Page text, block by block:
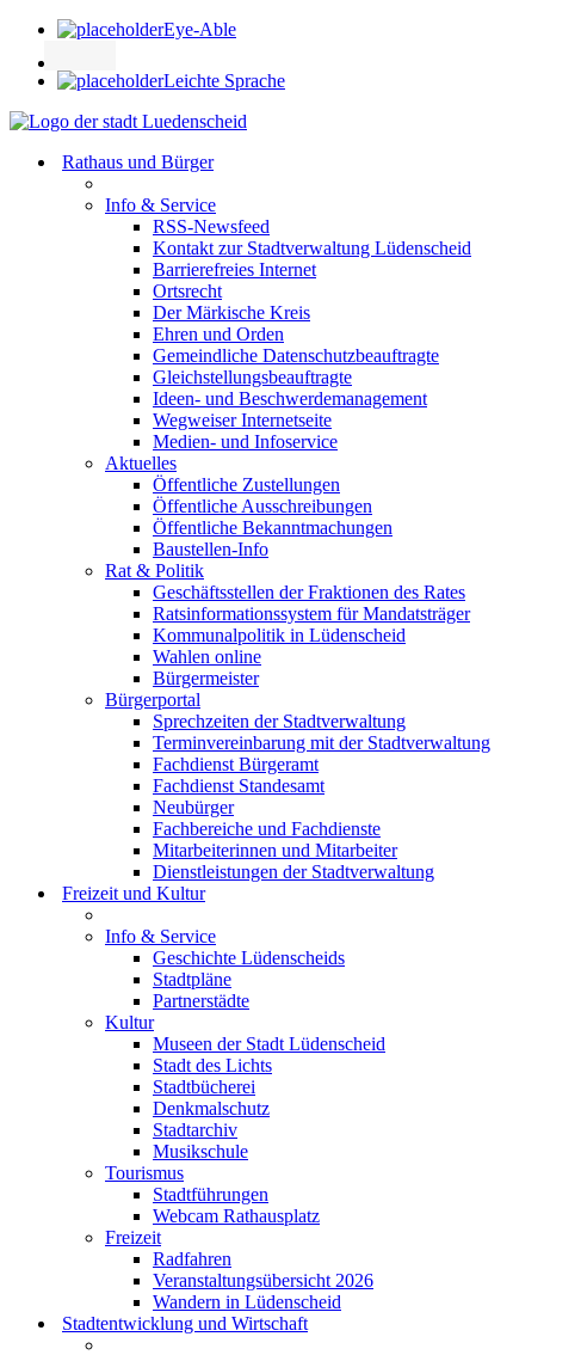
Eye-Able
Leichte Sprache
Rathaus und Bürger
Info & Service
RSS-Newsfeed
Kontakt zur Stadtverwaltung Lüdenscheid
Barrierefreies Internet
Ortsrecht
Der Märkische Kreis
Ehren und Orden
Gemeindliche Datenschutzbeauftragte
Gleichstellungsbeauftragte
Ideen- und Beschwerdemanagement
Wegweiser Internetseite
Medien- und Infoservice
Aktuelles
Öffentliche Zustellungen
Öffentliche Ausschreibungen
Öffentliche Bekanntmachungen
Baustellen-Info
Rat & Politik
Geschäftsstellen der Fraktionen des Rates
Ratsinformationssystem für Mandatsträger
Kommunalpolitik in Lüdenscheid
Wahlen online
Bürgermeister
Bürgerportal
Sprechzeiten der Stadtverwaltung
Terminvereinbarung mit der Stadtverwaltung
Fachdienst Bürgeramt
Fachdienst Standesamt
Neubürger
Fachbereiche und Fachdienste
Mitarbeiterinnen und Mitarbeiter
Dienstleistungen der Stadtverwaltung
Freizeit und Kultur
Info & Service
Geschichte Lüdenscheids
Stadtpläne
Partnerstädte
Kultur
Museen der Stadt Lüdenscheid
Stadt des Lichts
Stadtbücherei
Denkmalschutz
Stadtarchiv
Musikschule
Tourismus
Stadtführungen
Webcam Rathausplatz
Freizeit
Radfahren
Veranstaltungsübersicht 2026
Wandern in Lüdenscheid
Stadtentwicklung und Wirtschaft